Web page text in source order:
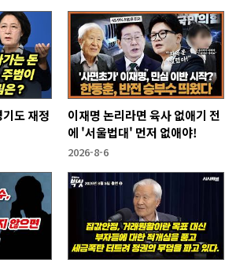
도 재정
이재명 논리라면 육사 없애기 전
에 '서울법대' 먼저 없애야!
2026-8-6